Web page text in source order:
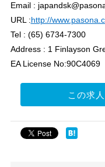
Email :
URL :http://
Tel : (65) 6734-7300
Address : 1 Finlayson
EA License No:90C4069
この求